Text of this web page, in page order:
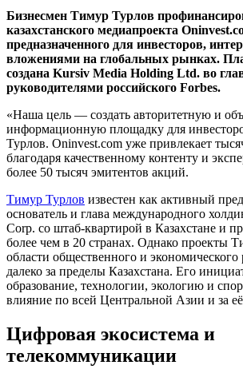
Бизнесмен Тимур Турлов
казахстанского медиапроекта
предназначенного для инвесторов,
вложениями на глобальных рынках.
создана Kursiv Media Holding Ltd. во
руководителями российского Forbes.
«Наша цель — создать авторитетную и
информационную площадку для
Турлов. Oninvest.com уже привлекает
благодаря качественному контенту и
более 50 тысяч эмитентов акций.
Тимур Турлов известен как активный
основатель и глава международного
Corp. со штаб-квартирой в Казахстане и
более чем в 20 странах. Однако проекты
области общественного и экономического
далеко за пределы Казахстана. Его
образование, технологии, экологию и
влияние по всей Центральной Азии и за
Цифровая экосистема и
телекоммуникации